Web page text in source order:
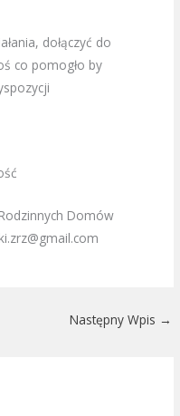
dołączyć do
co pomogło by
Domów
Następny Wpis →